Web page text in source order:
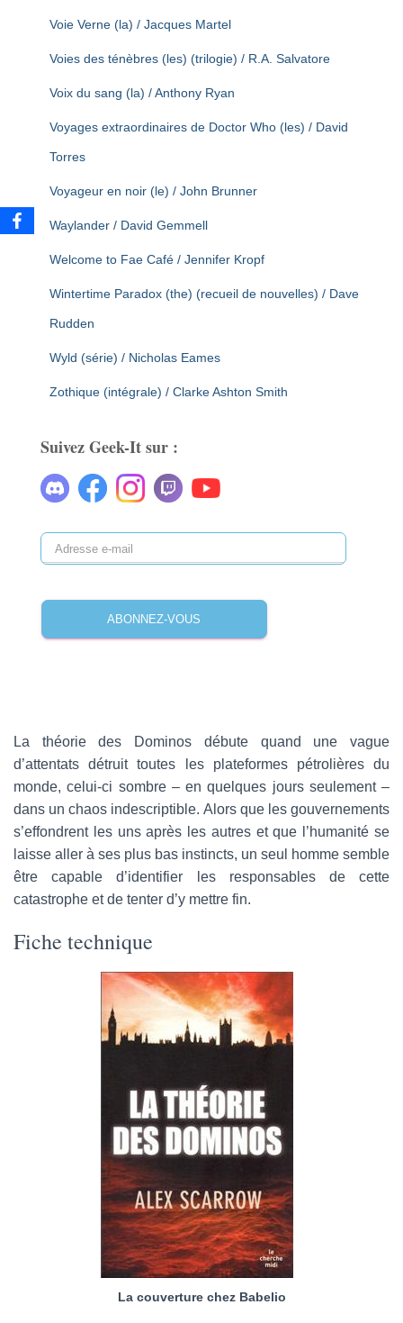
Voie Verne (la) / Jacques Martel
Voies des ténèbres (les) (trilogie) / R.A. Salvatore
Voix du sang (la) / Anthony Ryan
Voyages extraordinaires de Doctor Who (les) / David
Torres
Voyageur en noir (le) / John Brunner
Waylander / David Gemmell
Welcome to Fae Café / Jennifer Kropf
Wintertime Paradox (the) (recueil de nouvelles) / Dave
Rudden
Wyld (série) / Nicholas Eames
Zothique (intégrale) / Clarke Ashton Smith
Suivez Geek-It sur :
A
d
e
s
a
i
ABONNEZ-VOUS
La théorie des Dominos débute quand une vague
d’attentats détruit toutes les plateformes pétrolières du
monde, celui-ci sombre – en quelques jours seulement –
dans un chaos indescriptible. Alors que les gouvernements
s’effondrent les uns après les autres et que l’humanité se
laisse aller à ses plus bas instincts, un seul homme semble
être capable d’identifier les responsables de cette
catastrophe et de tenter d’y mettre fin.
Fiche technique
La couverture chez Babelio